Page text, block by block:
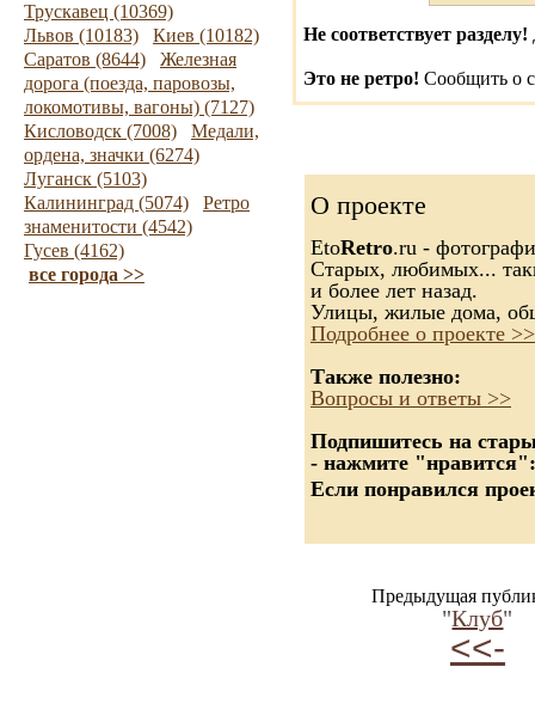
Трускавец (10369)
Львов (10183)
Киев (10182)
Саратов (8644)
Железная
дорога (поезда, паровозы,
локомотивы, вагоны) (7127)
Кисловодск (7008)
Медали,
ордена, значки (6274)
Луганск (5103)
Калининград (5074)
Ретро
знаменитости (4542)
Гусев (4162)
все города >>
Не соответствует разделу!
Это не ретро! Сообщить о
О проекте
EtoRetro.ru -
Старых, любимых...
и более лет назад.
Улицы, жилые дома,
Подробнее о проекте >>
Также полезно:
Вопросы и ответы >>
Подпишитесь на
- нажмите "нравится":
Если понравился
Предыдущая
"Клуб"
<<-